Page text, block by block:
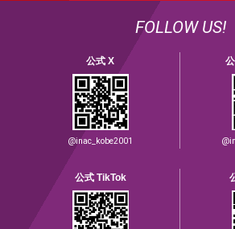
FOLLOW US!
公式 X
@inac_kobe2001
公式 TikTok